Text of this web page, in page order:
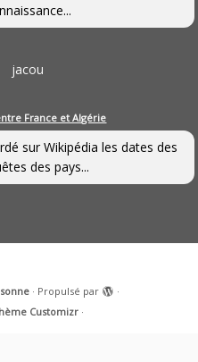
jacou
France et Algérie
sur Wikipédia les dates des
des pays...
· Propulsé par
·
Customizr ·